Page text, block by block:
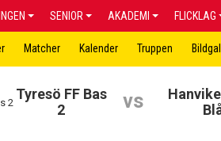
SENIOR AKADEMI FLICKLAG
Matcher Kalender Truppen
Tyresö FF Bas
2
vs